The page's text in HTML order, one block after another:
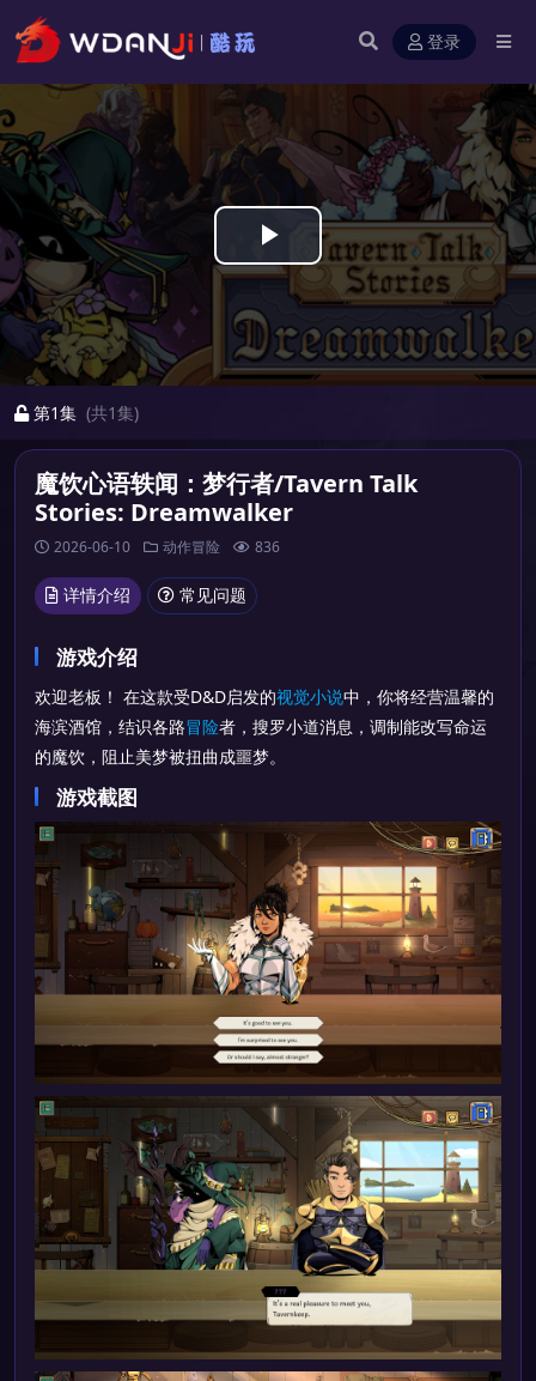
登录
Play
Video
第1集 (共1集)
魔饮心语轶闻：梦行者/Tavern Talk
Stories: Dreamwalker
2026-06-10 动作冒险 836
详情介绍 常见问题
游戏介绍
欢迎老板！ 在这款受D&D启发的视觉小说中，你将经营温馨的
海滨酒馆，结识各路冒险者，搜罗小道消息，调制能改写命运
的魔饮，阻止美梦被扭曲成噩梦。
游戏截图